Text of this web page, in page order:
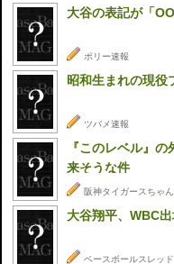
大谷の表記が「
ポリー速報
昭和生まれの現役
ツバメ速報
『このレベル』
来そうな件
阪神タイガースちゃ
大谷翔平、WBC
ベースボールスレッド